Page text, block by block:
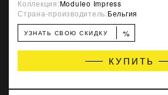
Коллекция:Moduleo Impress
Страна-производитель:Бельгия
УЗНАТЬ СВОЮ СКИДКУ %
КУПИТЬ